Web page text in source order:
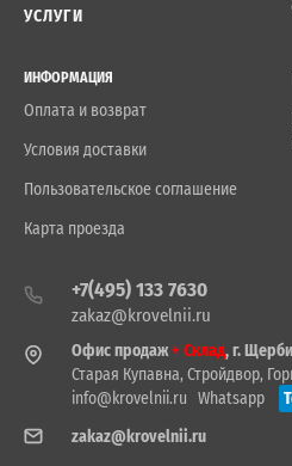
УСЛУГИ
ИНФОРМАЦИЯ
Оплата и возврат
Условия доставки
Пользовательское соглашение
Карта проезда
+7(495) 133 7630
zakaz@krovelnii.ru
Офис продаж+ Склад, г.
Старая Купавна, Стройдвор,
info@krovelnii.ru Whatsapp
zakaz@krovelnii.ru